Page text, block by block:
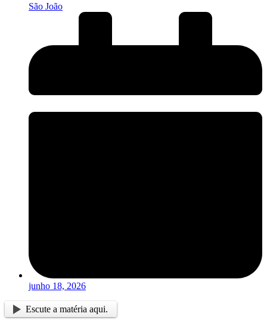
São João
junho 18, 2026
Escute a matéria aqui.